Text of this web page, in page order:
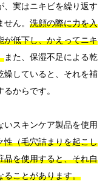
、実はニキビを繰り返す
ん。 洗顔の際に力を入
が低下し、かえってニキ
また、保湿不足による乾
燥していると、それを補
からです。
いスキンケア製品を使用
性（毛穴詰まりを起こし
品を使用すると、それ自
ることがあります。